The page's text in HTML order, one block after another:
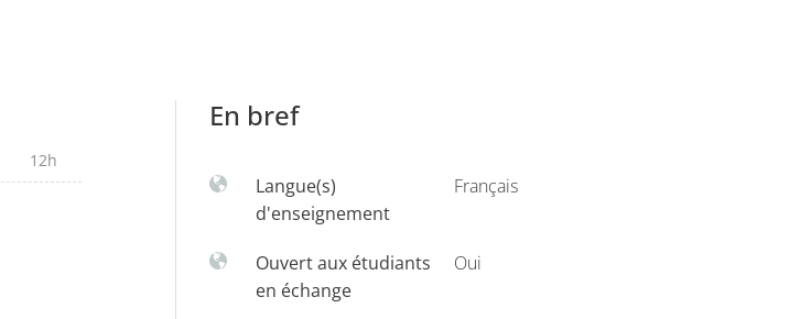
12h
En bref
Langue(s)
d'enseignement
Français
Ouvert aux étudiants
en échange
Oui